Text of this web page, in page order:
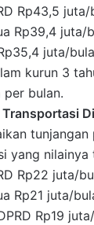
Rp43,5 juta/
Rp39,4 juta/
juta/
kurun 3
per bulan.
yang nilainya
Rp22 juta/
Rp21 juta/
Rp19